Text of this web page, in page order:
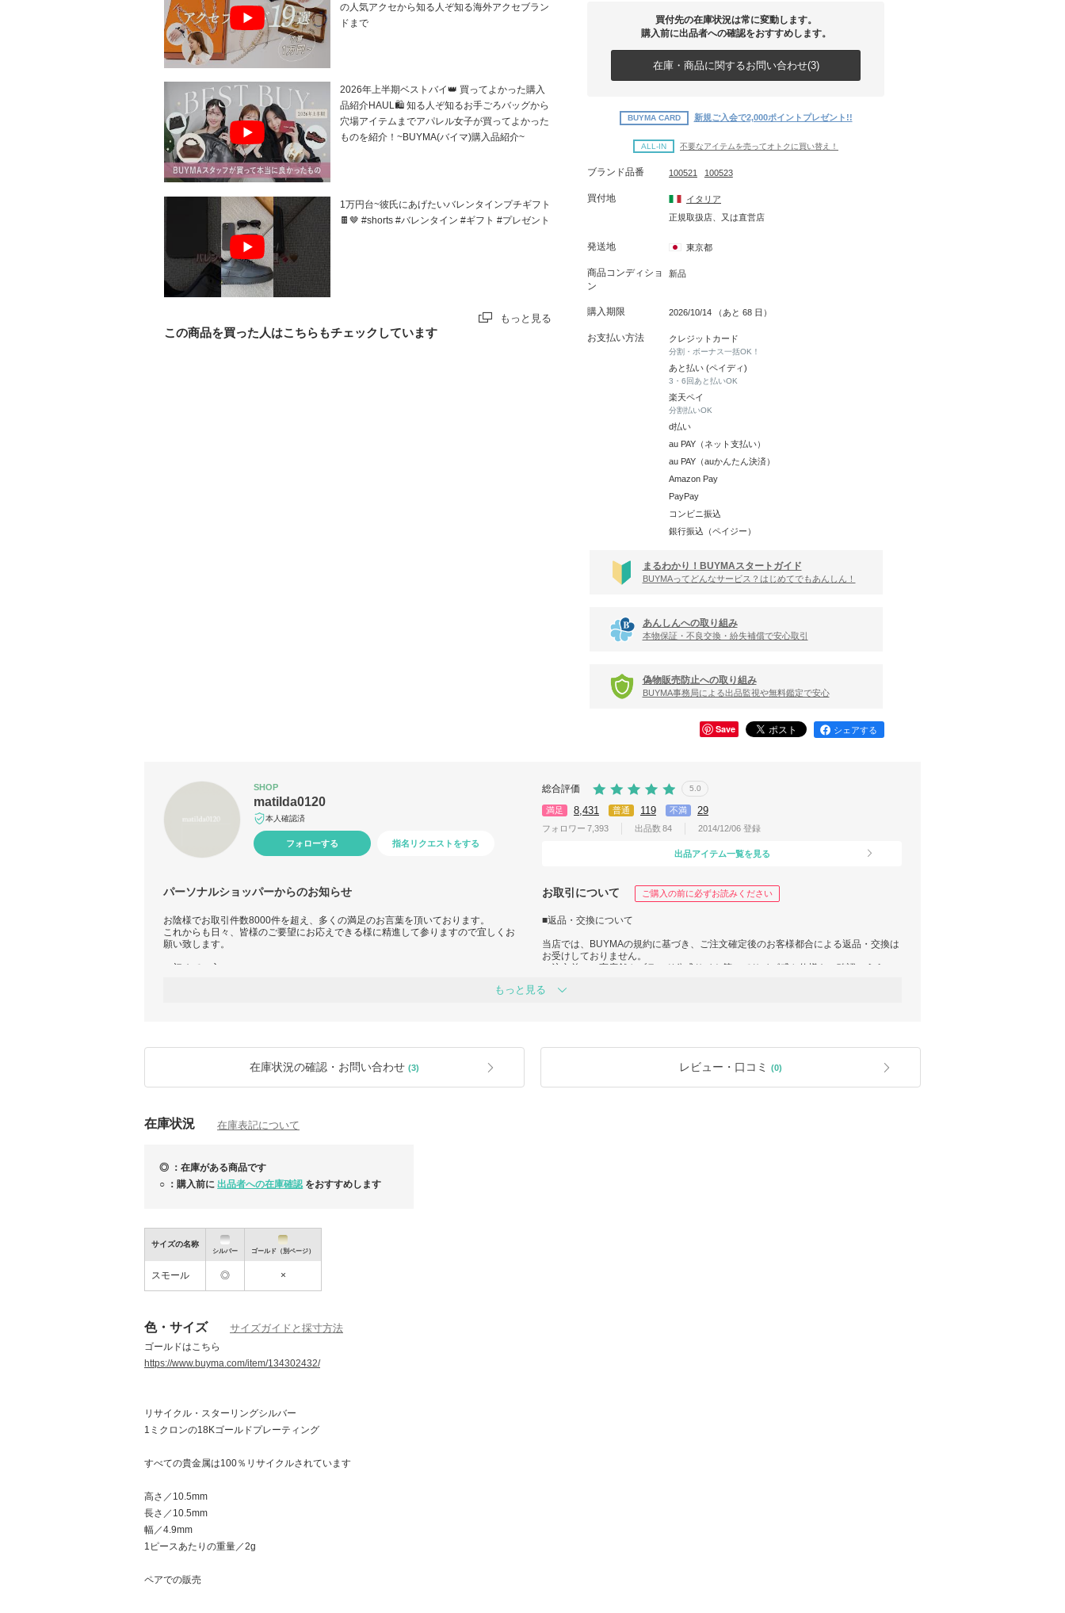
の人気アクセから知る人ぞ知る海外アクセブラン
ドまで
2026年上半期ベストバイ👑 買ってよかった購入
品紹介HAUL🛍 知る人ぞ知るお手ごろバッグから
穴場アイテムまでアパレル女子が買ってよかった
ものを紹介！~BUYMA(バイマ)購入品紹介~
1万円台~彼氏にあげたいバレンタインプチギフト
🍫🤎 #shorts #バレンタイン #ギフト #プレゼント
もっと見る
この商品を買った人はこちらもチェックしています
買付先の在庫状況は常に変動します。
購入前に出品者への確認をおすすめします。
在庫・商品に関するお問い合わせ(3)
BUYMA CARD 新規ご入会で2,000ポイントプレゼント!!
ALL-IN 不要なアイテムを売ってオトクに買い替え！
ブランド品番 100521 100523
買付地
イタリア
正規取扱店、又は直営店
発送地 東京都
商品コンディショ
ン
新品
購入期限 2026/10/14 （あと 68 日）
お支払い方法 クレジットカード
分割・ボーナス一括OK！
あと払い (ペイディ)
3・6回あと払いOK
楽天ペイ
分割払いOK
d払い
au PAY（ネット支払い）
au PAY（auかんたん決済）
Amazon Pay
PayPay
コンビニ振込
銀行振込（ペイジー）
まるわかり！BUYMAスタートガイド
BUYMAってどんなサービス？はじめてでもあんしん！
あんしんへの取り組み
本物保証・不良交換・紛失補償で安心取引
偽物販売防止への取り組み
BUYMA事務局による出品監視や無料鑑定で安心
Save シェアする
SHOP
matilda0120
本人確認済
フォローする 指名リクエストをする
総合評価 5.0
満足 8,431 普通 119 不満 29
フォロワー 7,393 出品数 84 2014/12/06 登録
出品アイテム一覧を見る
パーソナルショッパーからのお知らせ お取引について ご購入の前に必ずお読みください
お陰様でお取引件数8000件を超え、多くの満足のお言葉を頂いております。
これからも日々、皆様のご要望にお応えできる様に精進して参りますので宜しくお
願い致します。
＜初めての方へ＞
■返品・交換について
当店では、BUYMAの規約に基づき、ご注文確定後のお客様都合による返品・交換は
お受けしておりません。
ご注文前に、実店舗やブランド公式サイト等にてサイズ感や仕様をご確認のうえ、
商品に不備や問題がございましたら、必ずお取引完了前にご連絡くださいますよう
お取引完了後のご対応はいたしかねますので、あらかじめご了承ください。
もっと見る
在庫状況の確認・お問い合わせ (3) レビュー・口コミ (0)
在庫状況 在庫表記について
◎ ：在庫がある商品です
○ ：購入前に 出品者への在庫確認 をおすすめします
サイズの名称
シルバー ゴールド（別ページ）
スモール ◎ ×
色・サイズ サイズガイドと採寸方法
ゴールドはこちら
https://www.buyma.com/item/134302432/
リサイクル・スターリングシルバー
1ミクロンの18Kゴールドプレーティング
すべての貴金属は100％リサイクルされています
高さ／10.5mm
長さ／10.5mm
幅／4.9mm
1ピースあたりの重量／2g
ペアでの販売